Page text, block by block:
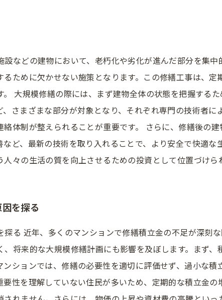
などの建物において、老朽化や劣化が進んだ部分を集
ために欠かせない施策となります。この修繕工事は、
。 大規模修繕の際には、まず建物全体の状態を把握する
さまざまな部分が対象となり、それぞれ専門の技術者
体制が整えられることが重要です。 さらに、修繕後の
ど、最新の技術を取り入れることで、より安全で快適
々の生活の質を向上させるための投資として位置づけら
を探る
る 近年、多くのマンションで修繕積立金の不足が深刻
将来的な大規模修繕計画にも影響を及ぼします。まず
ションでは、修繕の必要性を適切に評価せず、過小な
性を理解していない住民が多いため、定期的な積立金